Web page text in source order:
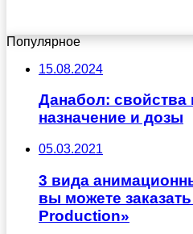
Популярное
15.08.2024
Данабол: свойства
назначение и дозы
05.03.2021
3 вида
вы можете
Production»